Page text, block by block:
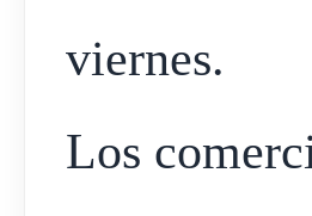
viernes.
Los